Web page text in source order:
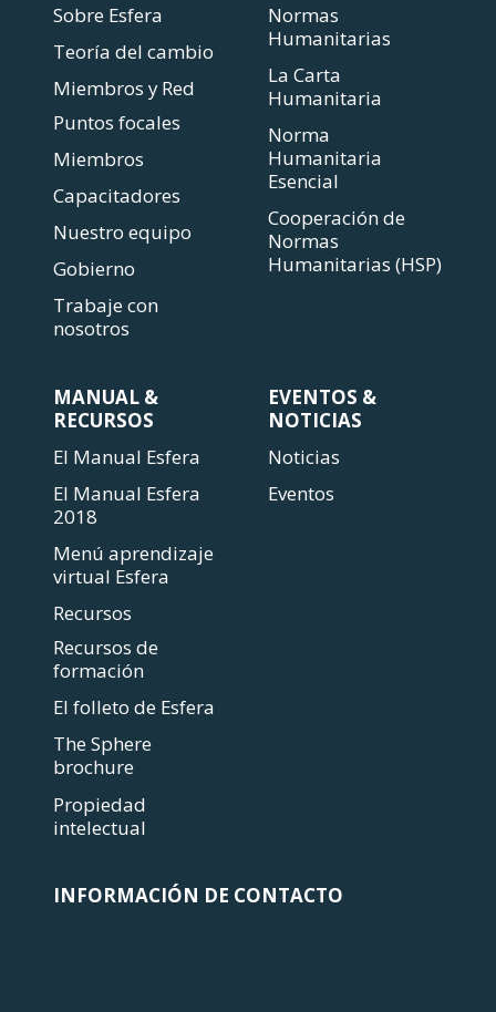
Sobre Esfera
Teoría del cambio
Miembros y Red
Puntos focales
Miembros
Capacitadores
Nuestro equipo
Gobierno
Trabaje con
nosotros
Normas
Humanitarias
La Carta
Humanitaria
Norma
Humanitaria
Esencial
Cooperación de
Normas
Humanitarias (HSP)
MANUAL &
RECURSOS
El Manual Esfera
El Manual Esfera
2018
Menú aprendizaje
virtual Esfera
Recursos
Recursos de
formación
El folleto de Esfera
The Sphere
brochure
Propiedad
intelectual
EVENTOS &
NOTICIAS
Noticias
Eventos
INFORMACIÓN DE CONTACTO